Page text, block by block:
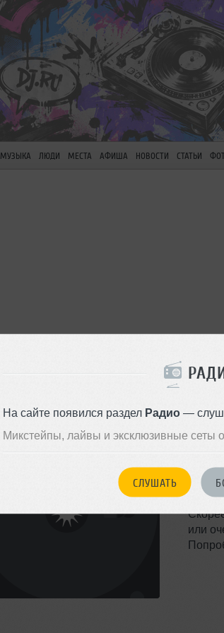
На сайте появился раздел Радио—
Микстейпы, лайвы и эксклюзивные сеты
СЛУШАТЬ
МУЗЫКА ЛЮДИ МЕСТА АФИША НОВОСТИ СТАТЬИ
или